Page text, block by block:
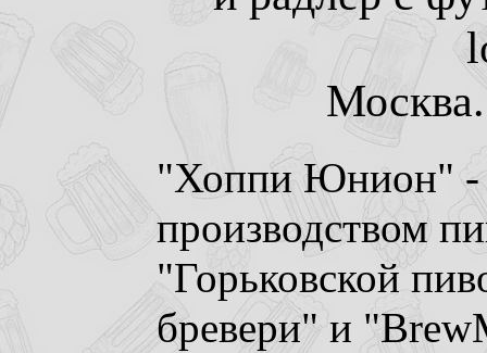
"Хоппи Юнион" -
производством
"Горьковской
бревери" и